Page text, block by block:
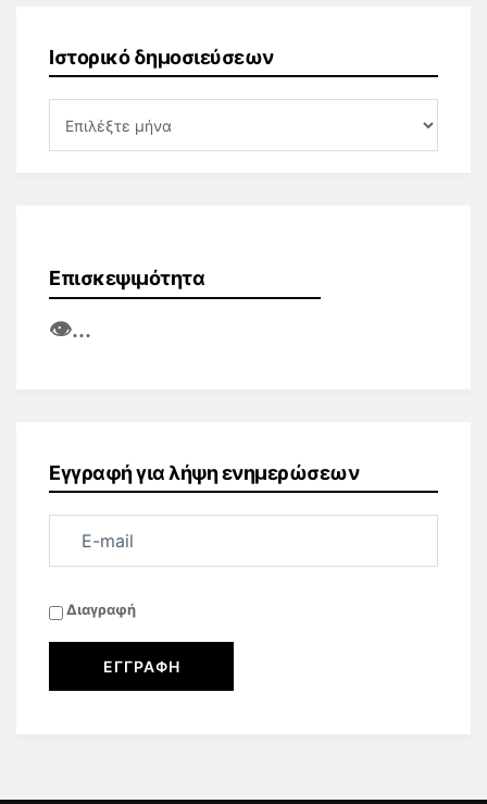
Ιστορικό δημοσιεύσεων
Επισκεψιμότητα
👁️...
Εγγραφή για λήψη ενημερώσεων
Διαγραφή